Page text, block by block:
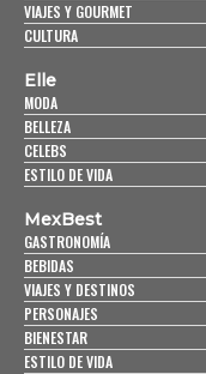
VIAJES Y GOURMET
CULTURA
Elle
MODA
BELLEZA
CELEBS
ESTILO DE VIDA
MexBest
GASTRONOMÍA
BEBIDAS
VIAJES Y DESTINOS
PERSONAJES
BIENESTAR
ESTILO DE VIDA